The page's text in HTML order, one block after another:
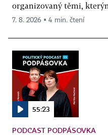
organizovaný těmi,
7. 8. 2026 ▪ 4 min. čtení
55:23
PODCAST PODPÁSOVKA